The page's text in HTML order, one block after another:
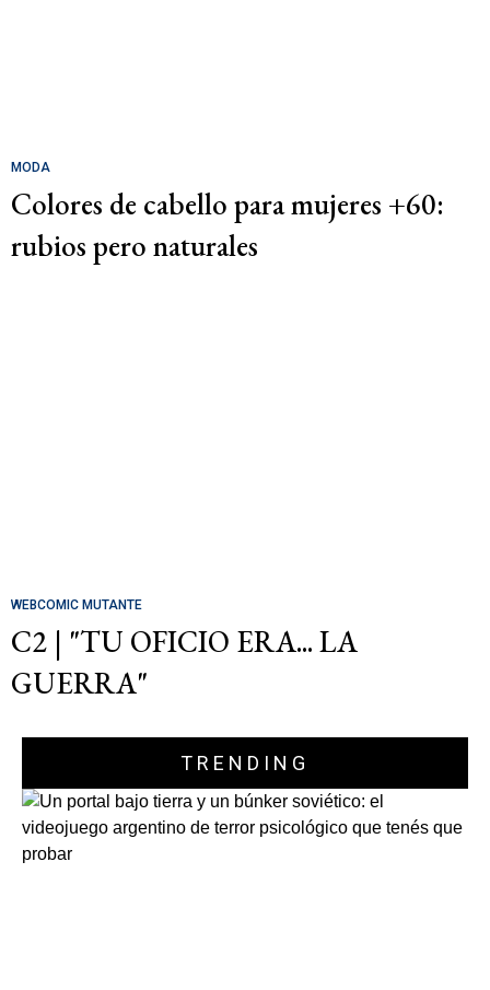
MODA
Colores de cabello para mujeres +60:
rubios pero naturales
WEBCOMIC MUTANTE
C2 | "TU OFICIO ERA... LA
GUERRA"
TRENDING